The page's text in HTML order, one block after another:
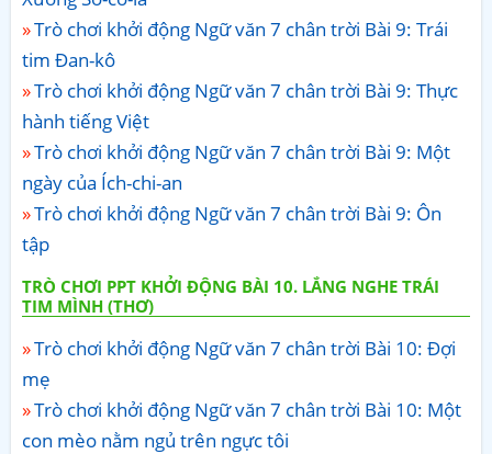
Trò chơi khởi động Ngữ văn 7 chân trời Bài 9: Trái
tim Đan-kô
Trò chơi khởi động Ngữ văn 7 chân trời Bài 9: Thực
hành tiếng Việt
Trò chơi khởi động Ngữ văn 7 chân trời Bài 9: Một
ngày của Ích-chi-an
Trò chơi khởi động Ngữ văn 7 chân trời Bài 9: Ôn
tập
TRÒ CHƠI PPT KHỞI ĐỘNG BÀI 10. LẮNG NGHE TRÁI
TIM MÌNH (THƠ)
Trò chơi khởi động Ngữ văn 7 chân trời Bài 10: Đợi
mẹ
Trò chơi khởi động Ngữ văn 7 chân trời Bài 10: Một
con mèo nằm ngủ trên ngực tôi